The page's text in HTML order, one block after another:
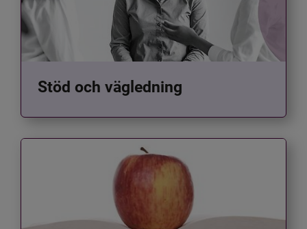
Stöd och vägledning